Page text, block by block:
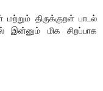
திருக்குறள் பாடல்
இன்னும் மிக சிறப்பாக